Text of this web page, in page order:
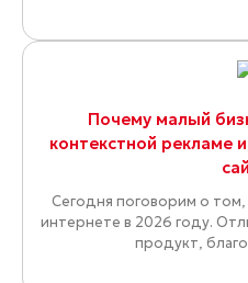
Почему малый
контекстной рекламе
Сегодня поговорим о
интернете в 2026 году.
продукт,